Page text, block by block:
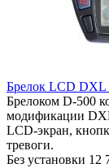
Брелок LCD DXL
Брелоком D-500
модификации
LCD-экран,
тревоги.
Без установки 12